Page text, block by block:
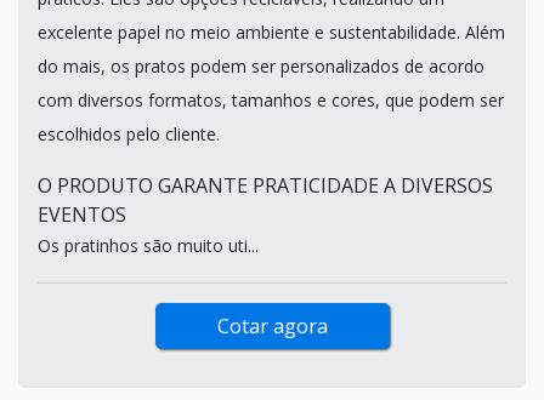
excelente papel no meio ambiente e sustentabilidade. Além
do mais, os pratos podem ser personalizados de acordo
com diversos formatos, tamanhos e cores, que podem ser
escolhidos pelo cliente.
O PRODUTO GARANTE PRATICIDADE A DIVERSOS
EVENTOS
Os pratinhos são muito uti...
Cotar agora